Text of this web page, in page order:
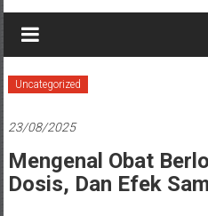
Uncategorized
23/08/2025
Mengenal Obat
Dosis, Dan Efek